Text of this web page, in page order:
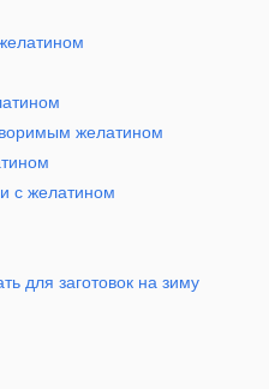
желатином
с желатином
для заготовок на зиму